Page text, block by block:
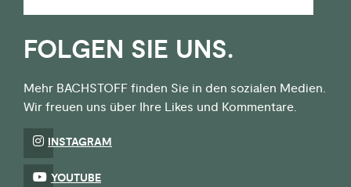
FOLGEN SIE UNS.
Mehr BACHSTOFF finden Sie in den sozialen Medien.
Wir freuen uns über Ihre Likes und Kommentare.
INSTAGRAM
YOUTUBE